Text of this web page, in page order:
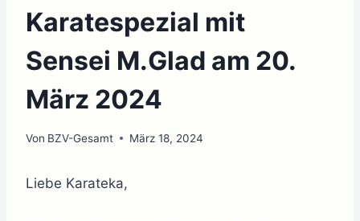
Karatespezial mit
Sensei M.Glad am 20.
März 2024
Von BZV-Gesamt März 18, 2024
Liebe Karateka,